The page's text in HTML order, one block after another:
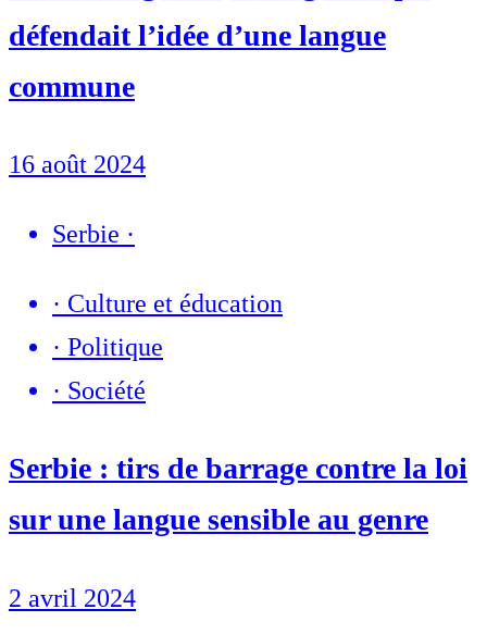
défendait l’idée d’une langue
commune
16 août 2024
Serbie ·
· Culture et éducation
· Politique
· Société
Serbie : tirs de barrage contre la loi
sur une langue sensible au genre
2 avril 2024